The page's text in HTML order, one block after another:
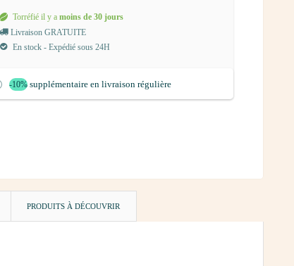
Torréfié il y a moins de 30 jours
Livraison GRATUITE
En stock - Expédié sous 24H
-10% supplémentaire en livraison régulière
PRODUITS À DÉCOUVRIR